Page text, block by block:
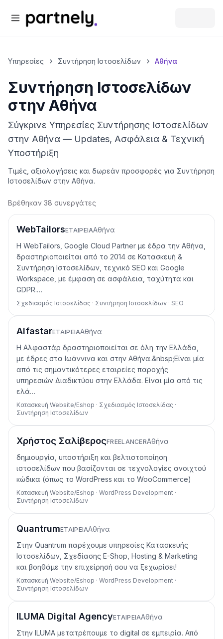
Υπηρεσίες Συντήρηση Ιστοσελίδων Αθήνα
Συντήρηση Ιστοσελίδων
στηνΑθήνα
Σύγκρινε Υπηρεσίες Συντήρησης Ιστοσελίδων
στην Αθήνα — Updates, Ασφάλεια & Τεχνική
Υποστήριξη
Τιμές, αξιολογήσεις και δωρεάν προσφορές για Συντήρηση
Ιστοσελίδων στην Αθήνα.
Βρέθηκαν 38 συνεργάτες
WebTailorsΕΤΑΙΡΕΊΑΑθήνα
Η WebTailors, Google Cloud Partner με έδρα την Αθήνα,
δραστηριοποιείται από το 2014 σε Κατασκευή &
Συντήρηση Ιστοσελίδων, τεχνικό SEO και Google
Workspace, με έμφαση σε ασφάλεια, ταχύτητα και
GDPR.…
Σχεδιασμός Ιστοσελίδας · Συντήρηση Ιστοσελίδων · SEO
AlfastarΕΤΑΙΡΕΊΑΑθήνα
Η Αλφαστάρ δραστηριοποιείται σε όλη την Ελλάδα,
με έδρες στα Ιωάννινα και στην Αθήνα.&nbsp;Είναι μία
από τις σημαντικότερες εταιρείες παροχής
υπηρεσιών Διαδικτύου στην Ελλάδα. Είναι μία από τις
ελά…
Κατασκευή Website/Eshop · Σχεδιασμός Ιστοσελίδας ·
Συντήρηση Ιστοσελίδων
Χρήστος ΣαλίβεροςFREELANCERΑθήνα
δημιουργία, υποστήριξη και βελτιστοποίηση
ιστοσελίδων που βασίζονται σε τεχνολογίες ανοιχτού
κώδικα (όπως το WordPress και το WooCommerce)
Κατασκευή Website/Eshop · WordPress Development ·
Συντήρηση Ιστοσελίδων
QuantrumΕΤΑΙΡΕΊΑΑθήνα
Στην Quantrum παρέχουμε υπηρεσίες Κατασκευής
Ιστοσελίδων, Σχεδίασης E-Shop, Hosting & Marketing
και βοηθάμε την επιχείρησή σου να ξεχωρίσει!
Κατασκευή Website/Eshop · WordPress Development ·
Συντήρηση Ιστοσελίδων
ILUMA Digital AgencyΕΤΑΙΡΕΊΑΑθήνα
Στην ILUMA μετατρέπουμε το digital σε εμπειρία. Από